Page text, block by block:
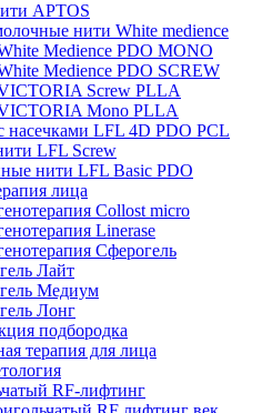
APTOS
нити White medience
Medience PDO MONO
Medience PDO SCREW
Screw PLLA
Mono PLLA
насечками LFL 4D PDO PCL
LFL Screw
нити LFL Basic PDO
лица
Collost micro
Linerase
Сферогель
Лайт
Медиум
Лонг
подбородка
терапия для лица
RF-лифтинг